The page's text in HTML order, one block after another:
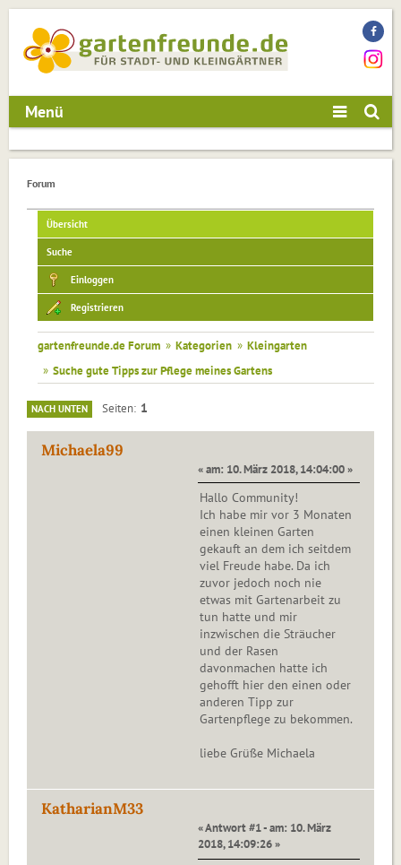
Menü
Forum
Übersicht
Suche
Einloggen
Registrieren
gartenfreunde.de Forum » Kategorien » Kleingarten
» Suche gute Tipps zur Pflege meines Gartens
NACH UNTEN Seiten 1
Michaela99
« am: 10. März 2018, 14:04:00 »
Hallo Community!
Ich habe mir vor 3 Monaten
einen kleinen Garten
gekauft an dem ich seitdem
viel Freude habe. Da ich
zuvor jedoch noch nie
etwas mit Gartenarbeit zu
tun hatte und mir
inzwischen die Sträucher
und der Rasen
davonmachen hatte ich
gehofft hier den einen oder
anderen Tipp zur
Gartenpflege zu bekommen.
liebe Grüße Michaela
KatharianM33
« Antwort #1 - am: 10. März
2018, 14:09:26 »